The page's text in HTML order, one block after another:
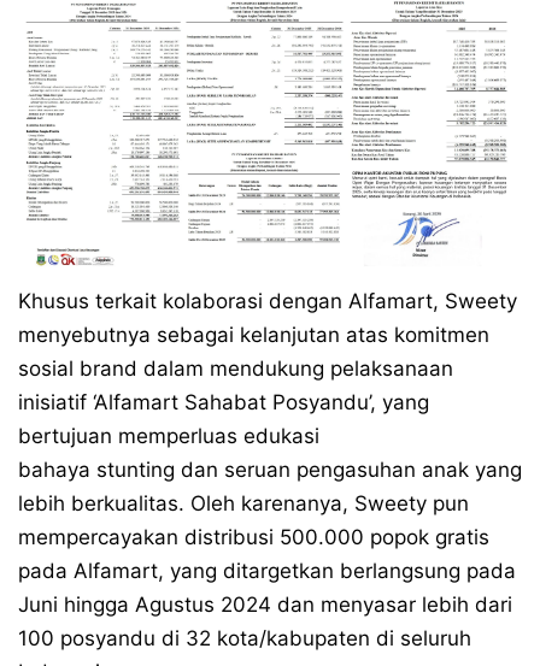
Khusus terkait kolaborasi dengan Alfamart, Sweety
menyebutnya sebagai kelanjutan atas komitmen
sosial brand dalam mendukung pelaksanaan
inisiatif ‘Alfamart Sahabat Posyandu’, yang
bertujuan memperluas edukasi
bahaya stunting dan seruan pengasuhan anak yang
lebih berkualitas. Oleh karenanya, Sweety pun
mempercayakan distribusi 500.000 popok gratis
pada Alfamart, yang ditargetkan berlangsung pada
Juni hingga Agustus 2024 dan menyasar lebih dari
100 posyandu di 32 kota/kabupaten di seluruh